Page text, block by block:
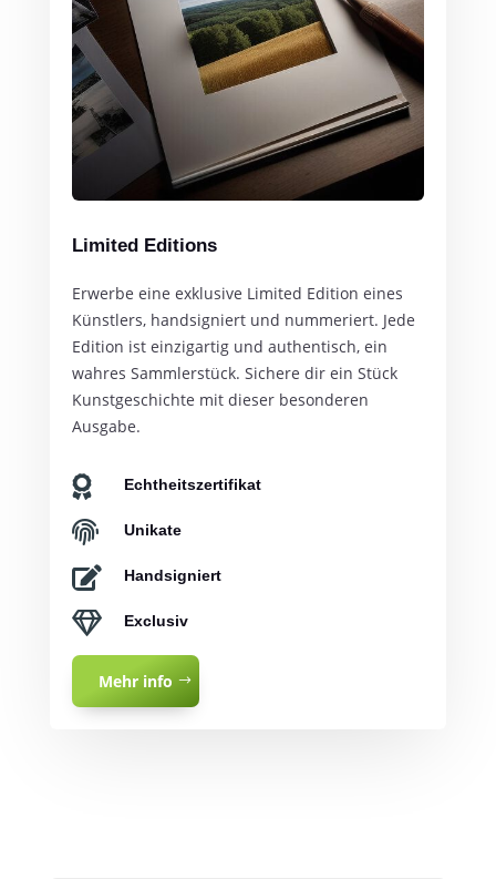
Limited Editions
Erwerbe eine exklusive Limited Edition eines
Künstlers, handsigniert und nummeriert. Jede
Edition ist einzigartig und authentisch, ein
wahres Sammlerstück. Sichere dir ein Stück
Kunstgeschichte mit dieser besonderen
Ausgabe.
 Echtheitszertifikat
 Unikate
 Handsigniert
 Exclusiv
Mehr info